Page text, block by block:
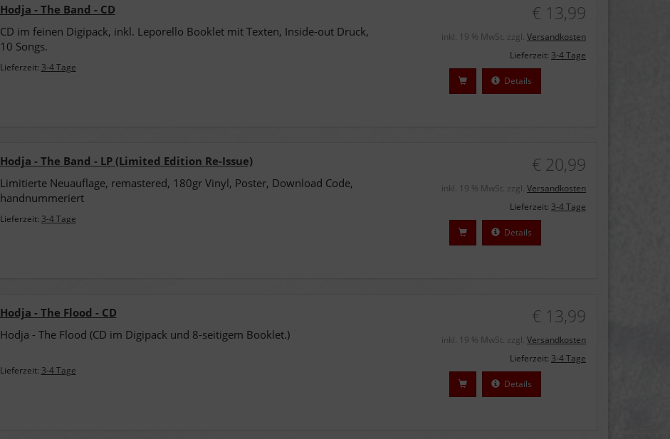
Hodja - The Band - CD
CD im feinen Digipack, inkl. Leporello Booklet mit Texten, Inside-out Druck,
10 Songs.
Lieferzeit: 3-4 Tage
€ 13,99
inkl. 19 % MwSt. zzgl. Versandkosten
Lieferzeit: 3-4 Tage
Details
Hodja - The Band - LP (Limited Edition Re-Issue)
Limitierte Neuauflage, remastered, 180gr Vinyl, Poster, Download Code,
handnummeriert
Lieferzeit: 3-4 Tage
€ 20,99
inkl. 19 % MwSt. zzgl. Versandkosten
Lieferzeit: 3-4 Tage
Details
Hodja - The Flood - CD
Hodja - The Flood (CD im Digipack und 8-seitigem Booklet.)
Lieferzeit: 3-4 Tage
€ 13,99
inkl. 19 % MwSt. zzgl. Versandkosten
Lieferzeit: 3-4 Tage
Details